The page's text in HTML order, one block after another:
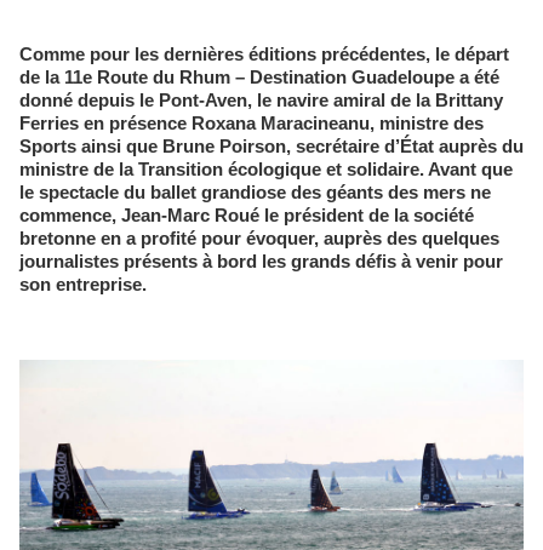
Comme pour les dernières éditions précédentes, le départ
de la 11e Route du Rhum – Destination Guadeloupe a été
donné depuis le Pont-Aven, le navire amiral de la Brittany
Ferries en présence Roxana Maracineanu, ministre des
Sports ainsi que Brune Poirson, secrétaire d’État auprès du
ministre de la Transition écologique et solidaire. Avant que
le spectacle du ballet grandiose des géants des mers ne
commence, Jean-Marc Roué le président de la société
bretonne en a profité pour évoquer, auprès des quelques
journalistes présents à bord les grands défis à venir pour
son entreprise.